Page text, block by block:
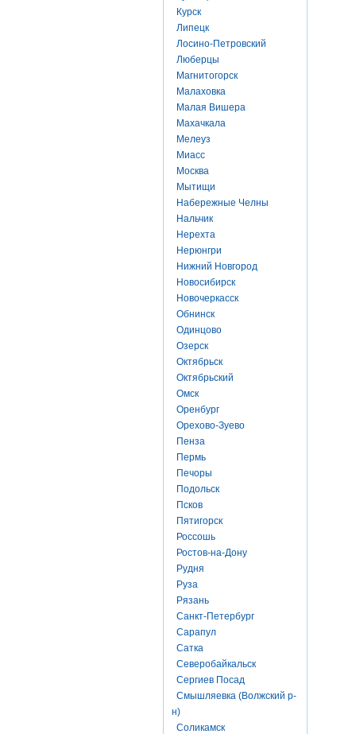
Курск
Липецк
Лосино-Петровский
Люберцы
Магнитогорск
Малаховка
Малая Вишера
Махачкала
Мелеуз
Миасс
Москва
Мытищи
Набережные Челны
Нальчик
Нерехта
Нерюнгри
Нижний Новгород
Новосибирск
Новочеркасск
Обнинск
Одинцово
Озерск
Октябрьск
Октябрьский
Омск
Оренбург
Орехово-Зуево
Пенза
Пермь
Печоры
Подольск
Псков
Пятигорск
Россошь
Ростов-на-Дону
Рудня
Руза
Рязань
Санкт-Петербург
Сарапул
Сатка
Северобайкальск
Сергиев Посад
Смышляевка (Волжский р-
н)
Соликамск